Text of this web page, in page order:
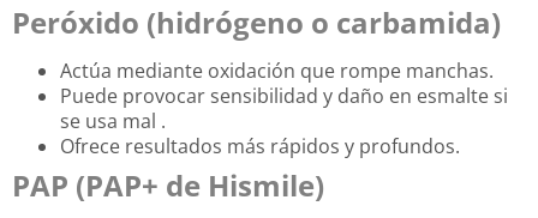
Peróxido (hidrógeno o carbamida)
Actúa mediante oxidación que rompe manchas.
Puede provocar sensibilidad y daño en esmalte si
se usa mal .
Ofrece resultados más rápidos y profundos.
PAP (PAP+ de Hismile)